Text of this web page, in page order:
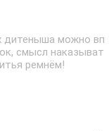
дитеныша можно вп
смысл наказыват
ремнём!